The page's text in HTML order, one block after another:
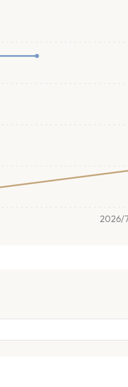
2026/